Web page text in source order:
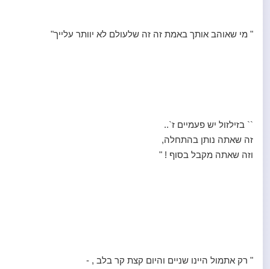
" מי שאוהב אותך באמת זה זה שלעולם לא יוותר עלייך"
`` בזילזול יש פעמיים ז`..
זה שאתה נותן בהתחלה,
וזה שאתה מקבל בסוף ! "
" רק אתמול היינו שניים והיום קצת קר בלב , -